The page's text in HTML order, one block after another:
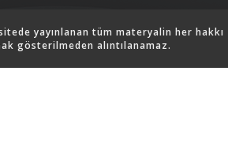
yayınlanan tüm materyalin her hakkı
gösterilmeden alıntılanamaz.